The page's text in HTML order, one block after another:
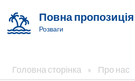
Повна пропозиція
Розваги
Головна сторінка » Про нас